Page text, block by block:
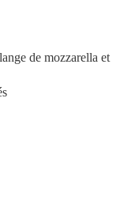
de mozzarella et